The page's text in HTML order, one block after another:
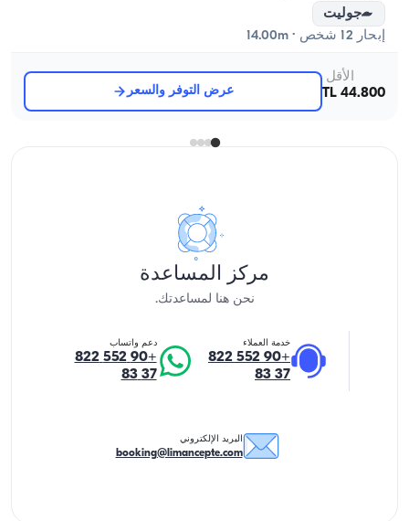
جوليت
إبحار 12 شخص · 14.00m
الأقل
44.800 TL
عرض التوفر والسعر
مركز المساعدة
نحن هنا لمساعدتك.
خدمة العملاء
+90 552 822
37 83
دعم واتساب
+90 552 822
37 83
البريد الإلكتروني
booking@limancepte.com